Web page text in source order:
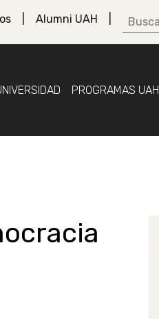
Alumni UAH
PROGRAMAS UAH